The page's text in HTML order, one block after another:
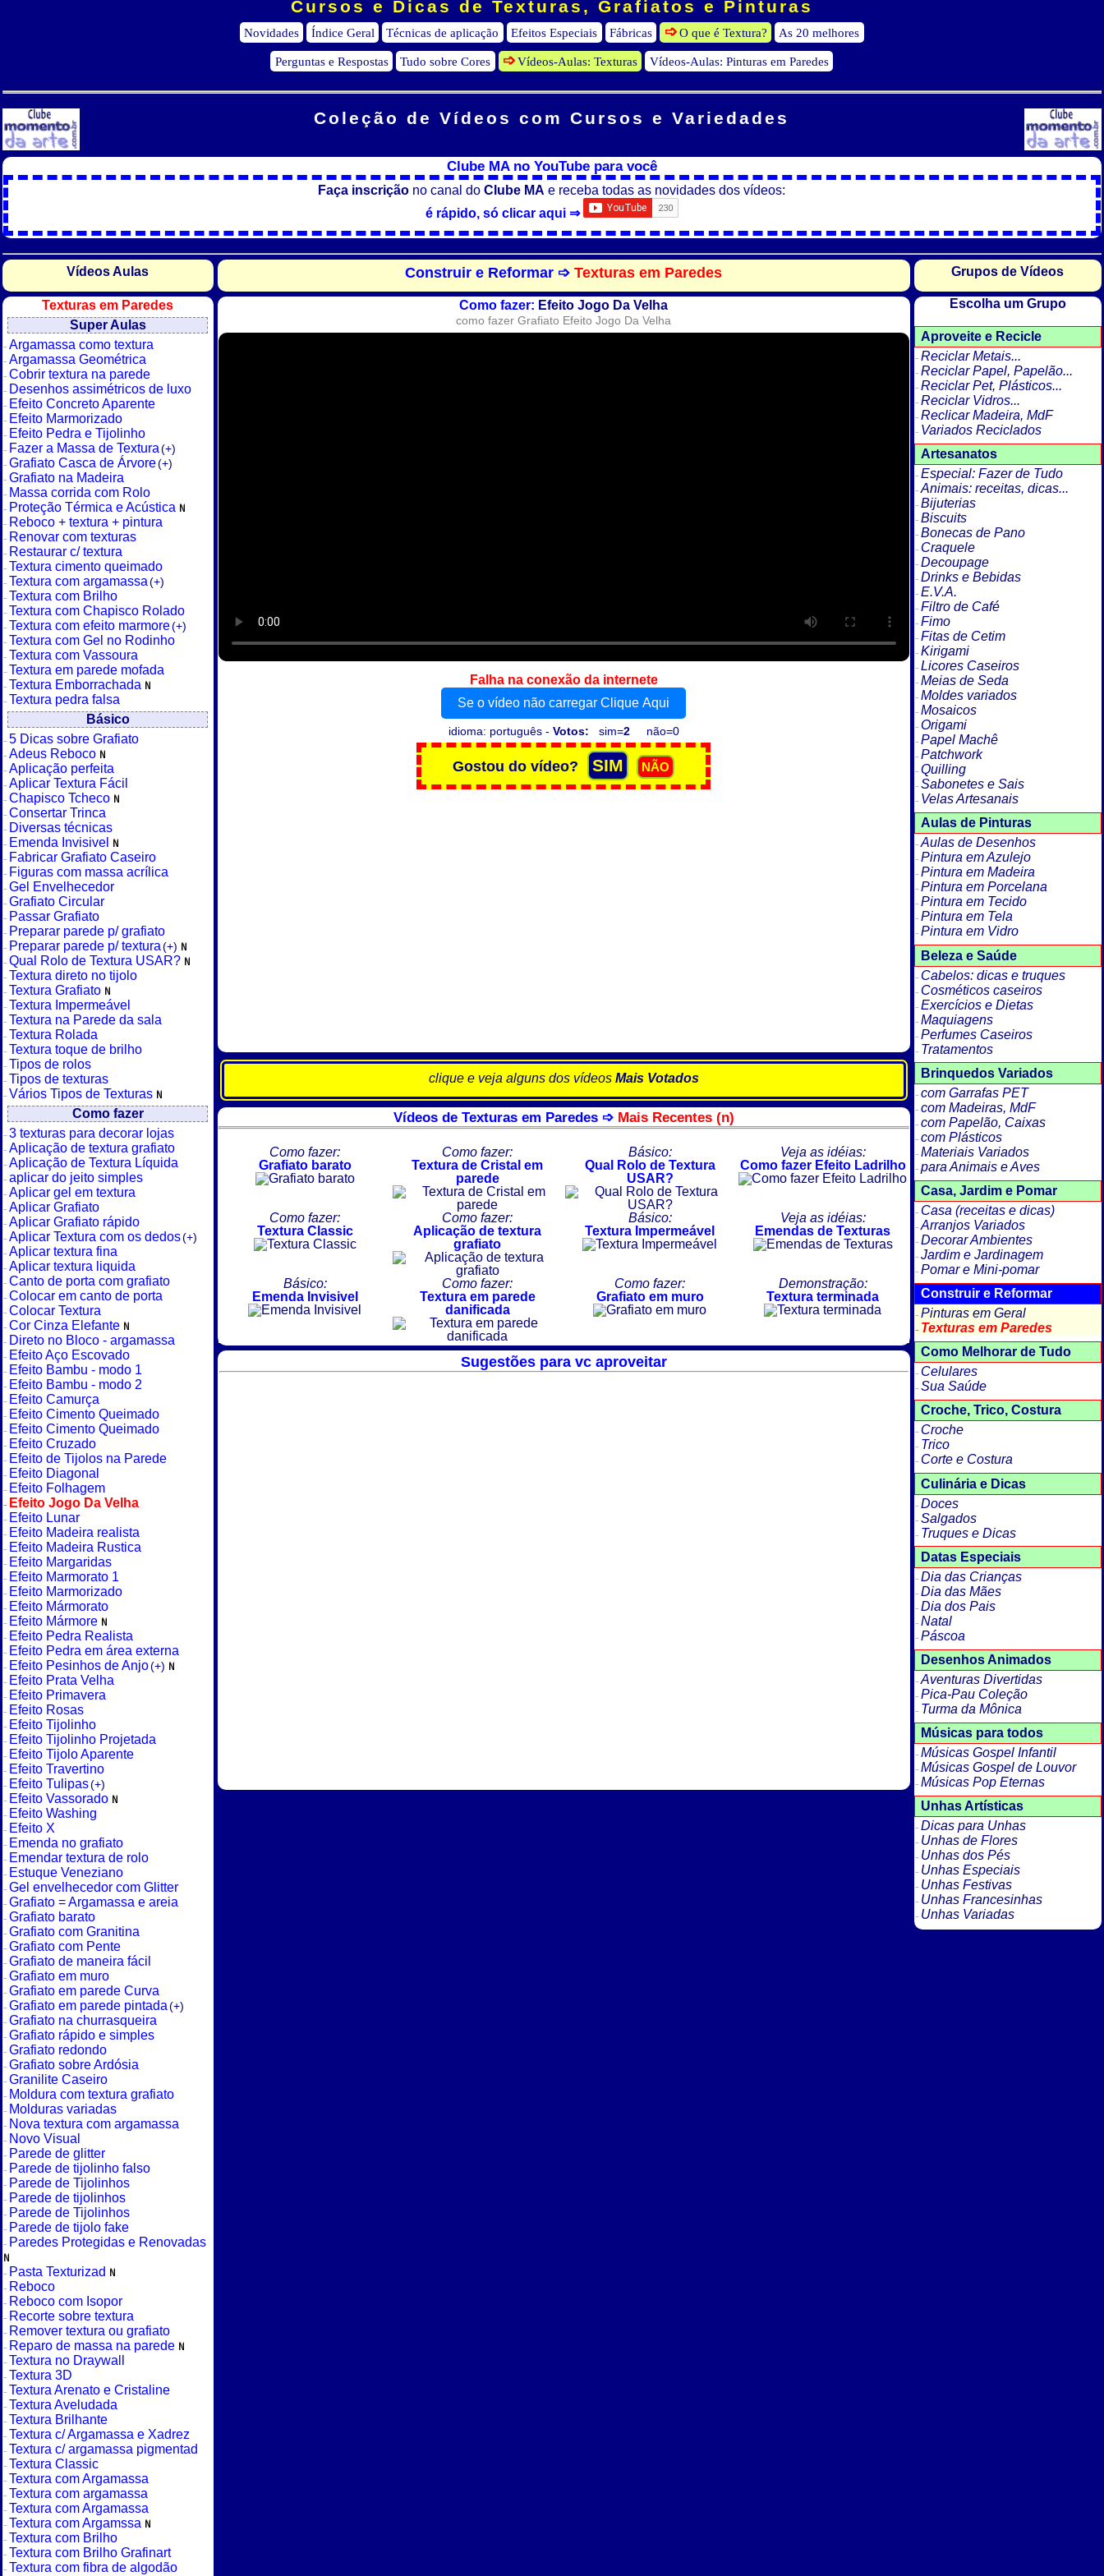
Cursos e Dicas de Texturas, Grafiatos e Pinturas
Novidades Índice Geral Técnicas de aplicação Efeitos Especiais Fábricas O que é Textura? As 20 melhores
Perguntas e Respostas Tudo sobre Cores Vídeos-Aulas: Texturas Vídeos-Aulas: Pinturas em Paredes
Coleção de Vídeos com Cursos e Variedades
Clube MA no YouTube para você
Faça inscrição no canal doClube MA e receba todas as novidades dos vídeos:
é rápido, só clicar aqui ⇒
Vídeos Aulas
Texturas em Paredes
Super Aulas
Argamassa como textura
Argamassa Geométrica
Cobrir textura na parede
Desenhos assimétricos de luxo
Efeito Concreto Aparente
Efeito Marmorizado
Efeito Pedra e Tijolinho
Fazer a Massa de Textura (+)
Grafiato Casca de Árvore(+)
Grafiato na Madeira
Massa corrida com Rolo
Proteção Térmica e Acústica
Reboco + textura + pintura
Renovar com texturas
Restaurar c/ textura
Textura cimento queimado
Textura com argamassa (+)
Textura com Brilho
Textura com Chapisco Rolado
Textura com efeito marmore(+)
Textura com Gel no Rodinho
Textura com Vassoura
Textura em parede mofada
Textura Emborrachada
Textura pedra falsa
Básico
5 Dicas sobre Grafiato
Adeus Reboco
Aplicação perfeita
Aplicar Textura Fácil
Chapisco Tcheco
Consertar Trinca
Diversas técnicas
Emenda Invisivel
Fabricar Grafiato Caseiro
Figuras com massa acrílica
Gel Envelhecedor
Grafiato Circular
Passar Grafiato
Preparar parede p/ grafiato
Preparar parede p/ textura (+)
Qual Rolo de Textura USAR?
Textura direto no tijolo
Textura Grafiato
Textura Impermeável
Textura na Parede da sala
Textura Rolada
Textura toque de brilho
Tipos de rolos
Tipos de texturas
Vários Tipos de Texturas
Como fazer
3 texturas para decorar lojas
Aplicação de textura grafiato
Aplicação de Textura Líquida
aplicar do jeito simples
Aplicar gel em textura
Aplicar Grafiato
Aplicar Grafiato rápido
Aplicar Textura com os dedos(+)
Aplicar textura fina
Aplicar textura liquida
Canto de porta com grafiato
Colocar em canto de porta
Colocar Textura
Cor Cinza Elefante
Direto no Bloco - argamassa
Efeito Aço Escovado
Efeito Bambu - modo 1
Efeito Bambu - modo 2
Efeito Camurça
Efeito Cimento Queimado
Efeito Cimento Queimado
Efeito Cruzado
Efeito de Tijolos na Parede
Efeito Diagonal
Efeito Folhagem
Efeito Jogo Da Velha
Efeito Lunar
Efeito Madeira realista
Efeito Madeira Rustica
Efeito Margaridas
Efeito Marmorato 1
Efeito Marmorizado
Efeito Mármorato
Efeito Mármore
Efeito Pedra Realista
Efeito Pedra em área externa
Efeito Pesinhos de Anjo(+)
Efeito Prata Velha
Efeito Primavera
Efeito Rosas
Efeito Tijolinho
Efeito Tijolinho Projetada
Efeito Tijolo Aparente
Efeito Travertino
Efeito Tulipas(+)
Efeito Vassorado
Efeito Washing
Efeito X
Emenda no grafiato
Emendar textura de rolo
Estuque Veneziano
Gel envelhecedor com Glitter
Grafiato = Argamassa e areia
Grafiato barato
Grafiato com Granitina
Grafiato com Pente
Grafiato de maneira fácil
Grafiato em muro
Grafiato em parede Curva
Grafiato em parede pintada (+)
Grafiato na churrasqueira
Grafiato rápido e simples
Grafiato redondo
Grafiato sobre Ardósia
Granilite Caseiro
Moldura com textura grafiato
Molduras variadas
Nova textura com argamassa
Novo Visual
Parede de glitter
Parede de tijolinho falso
Parede de Tijolinhos
Parede de tijolinhos
Parede de Tijolinhos
Parede de tijolo fake
Paredes Protegidas e Renovadas
Pasta Texturizad
Reboco
Reboco com Isopor
Recorte sobre textura
Remover textura ou grafiato
Reparo de massa na parede
Textura no Draywall
Textura 3D
Textura Arenato e Cristaline
Textura Aveludada
Textura Brilhante
Textura c/ Argamassa e Xadrez
Textura c/ argamassa pigmentad
Textura Classic
Textura com Argamassa
Textura com argamassa
Textura com Argamassa
Textura com Argamssa
Textura com Brilho
Textura com Brilho Grafinart
Textura com fibra de algodão
Construir e Reformar ➩Texturas em Paredes
Como fazer: Efeito Jogo Da Velha
como fazer Grafiato Efeito Jogo Da Velha
Falha na conexão da internete
Se o vídeo não carregar Clique Aqui
idioma: português - Votos: sim=2não=0
clique e veja alguns dos vídeos Mais Votados
Vídeos de Texturas em Paredes ➩ Mais Recentes (n)
Como fazer:
Grafiato barato
Como fazer:
Textura de Cristal em
parede
Básico:
Qual Rolo de Textura
USAR?
Veja as idéias:
Como fazer Efeito Ladrilho
Como fazer:
Textura Classic
Como fazer:
Aplicação de textura
grafiato
Básico:
Textura Impermeável
Veja as idéias:
Emendas de Texturas
Básico:
Emenda Invisivel
Como fazer:
Textura em parede
danificada
Como fazer:
Grafiato em muro
Demonstração:
Textura terminada
Sugestões para vc aproveitar
Grupos de Vídeos
Escolha um Grupo
Aproveite e Recicle
Reciclar Metais...
Reciclar Papel, Papelão...
Reciclar Pet, Plásticos...
Reciclar Vidros...
Reclicar Madeira, MdF
Variados Reciclados
Artesanatos
Especial: Fazer de Tudo
Animais: receitas, dicas...
Bijuterias
Biscuits
Bonecas de Pano
Craquele
Decoupage
Drinks e Bebidas
E.V.A.
Filtro de Café
Fimo
Fitas de Cetim
Kirigami
Licores Caseiros
Meias de Seda
Moldes variados
Mosaicos
Origami
Papel Machê
Patchwork
Quilling
Sabonetes e Sais
Velas Artesanais
Aulas de Pinturas
Aulas de Desenhos
Pintura em Azulejo
Pintura em Madeira
Pintura em Porcelana
Pintura em Tecido
Pintura em Tela
Pintura em Vidro
Beleza e Saúde
Cabelos: dicas e truques
Cosméticos caseiros
Exercícios e Dietas
Maquiagens
Perfumes Caseiros
Tratamentos
Brinquedos Variados
com Garrafas PET
com Madeiras, MdF
com Papelão, Caixas
com Plásticos
Materiais Variados
para Animais e Aves
Casa, Jardim e Pomar
Casa (receitas e dicas)
Arranjos Variados
Decorar Ambientes
Jardim e Jardinagem
Pomar e Mini-pomar
Construir e Reformar
Pinturas em Geral
Texturas em Paredes
Como Melhorar de Tudo
Celulares
Sua Saúde
Croche, Trico, Costura
Croche
Trico
Corte e Costura
Culinária e Dicas
Doces
Salgados
Truques e Dicas
Datas Especiais
Dia das Crianças
Dia das Mães
Dia dos Pais
Natal
Páscoa
Desenhos Animados
Aventuras Divertidas
Pica-Pau Coleção
Turma da Mônica
Músicas para todos
Músicas Gospel Infantil
Músicas Gospel de Louvor
Músicas Pop Eternas
Unhas Artísticas
Dicas para Unhas
Unhas de Flores
Unhas dos Pés
Unhas Especiais
Unhas Festivas
Unhas Francesinhas
Unhas Variadas